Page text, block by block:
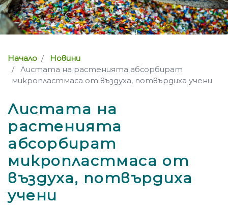
Начало
Новини
Листата на растенията абсорбират
микропластмаса от въздуха, потвърдиха учени
Листата на
растенията
абсорбират
микропластмаса от
въздуха, потвърдиха
учени